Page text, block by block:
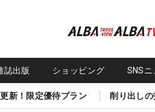
誌出版 ショッピング SNSニ
新！限定優待プラン 削り出し